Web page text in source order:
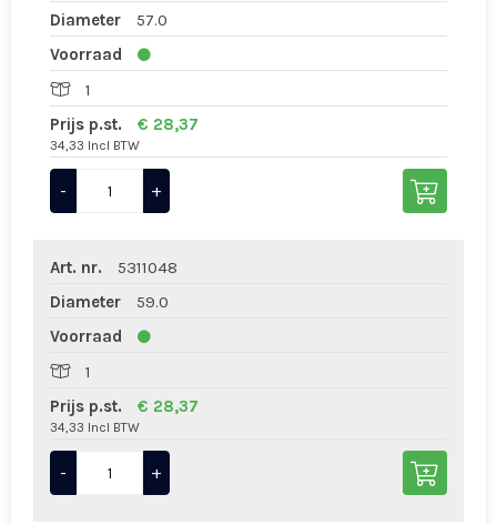
Diameter
57.0
Voorraad
1
Prijs p.st.
€ 28,37
34,33 Incl BTW
- +
Art. nr.
5311048
Diameter
59.0
Voorraad
1
Prijs p.st.
€ 28,37
34,33 Incl BTW
- +